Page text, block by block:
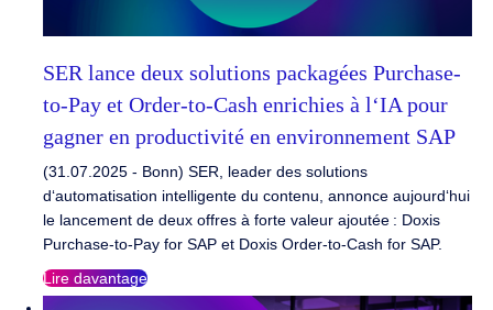
SER lance deux solutions packagées Purchase-
to-Pay et Order-to-Cash enrichies à l‘IA pour
gagner en productivité en environnement SAP
(31.07.2025 - Bonn) SER, leader des solutions
d‘automatisation intelligente du contenu, annonce aujourd‘hui
le lancement de deux offres à forte valeur ajoutée : Doxis
Purchase-to-Pay for SAP et Doxis Order-to-Cash for SAP.
Lire davantage